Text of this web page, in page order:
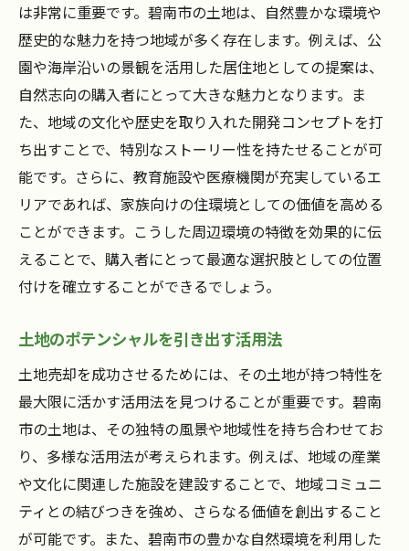
は非常に重要です。碧南市の土地は、自然豊かな環境や
歴史的な魅力を持つ地域が多く存在します。例えば、公
園や海岸沿いの景観を活用した居住地としての提案は、
自然志向の購入者にとって大きな魅力となります。ま
た、地域の文化や歴史を取り入れた開発コンセプトを打
ち出すことで、特別なストーリー性を持たせることが可
能です。さらに、教育施設や医療機関が充実しているエ
リアであれば、家族向けの住環境としての価値を高める
ことができます。こうした周辺環境の特徴を効果的に伝
えることで、購入者にとって最適な選択肢としての位置
付けを確立することができるでしょう。
土地のポテンシャルを引き出す活用法
土地売却を成功させるためには、その土地が持つ特性を
最大限に活かす活用法を見つけることが重要です。碧南
市の土地は、その独特の風景や地域性を持ち合わせてお
り、多様な活用法が考えられます。例えば、地域の産業
や文化に関連した施設を建設することで、地域コミュニ
ティとの結びつきを強め、さらなる価値を創出すること
が可能です。また、碧南市の豊かな自然環境を利用した